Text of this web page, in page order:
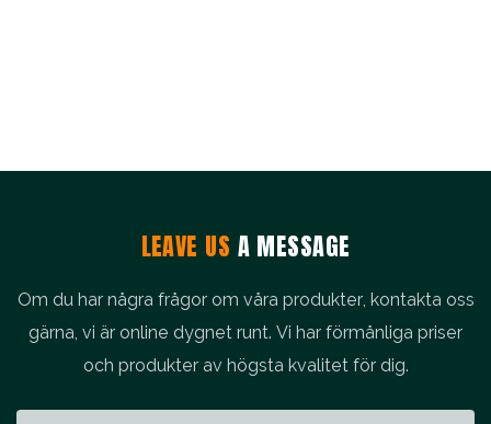
LEAVE US A MESSAGE
Om du har några frågor om våra produkter, kontakta oss
gärna, vi är online dygnet runt. Vi har förmånliga priser
och produkter av högsta kvalitet för dig.